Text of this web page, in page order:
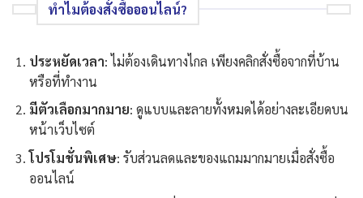
ทำไมต้องสั่งซื้อออนไลน์?
ประหยัดเวลา: ไม่ต้องเดินทางไกล เพียงคลิกสั่งซื้อจากที่บ้าน
หรือที่ทำงาน
มีตัวเลือกมากมาย: ดูแบบและลายทั้งหมดได้อย่างละเอียดบน
หน้าเว็บไซต์
โปรโมชั่นพิเศษ: รับส่วนลดและของแถมมากมายเมื่อสั่งซื้อ
ออนไลน์